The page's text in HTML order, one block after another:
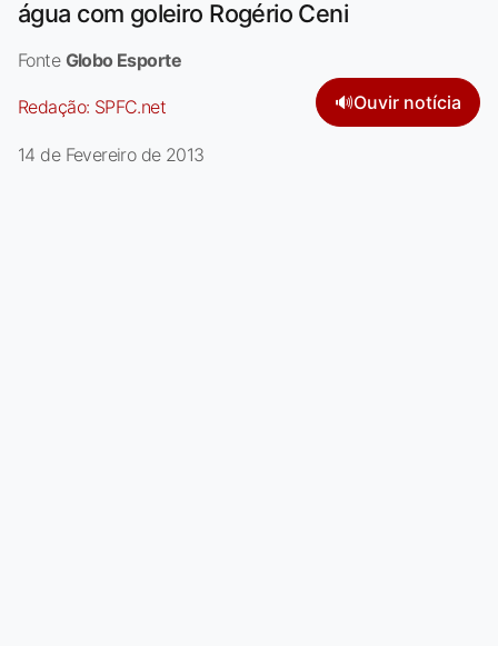
água com goleiro Rogério Ceni
Fonte Globo Esporte
Redação: SPFC.net 🔊Ouvir notícia
14 de Fevereiro de 2013